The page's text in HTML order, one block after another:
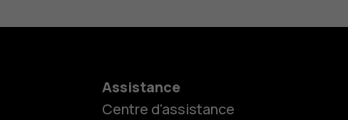
Assistance
Centre d'assistance